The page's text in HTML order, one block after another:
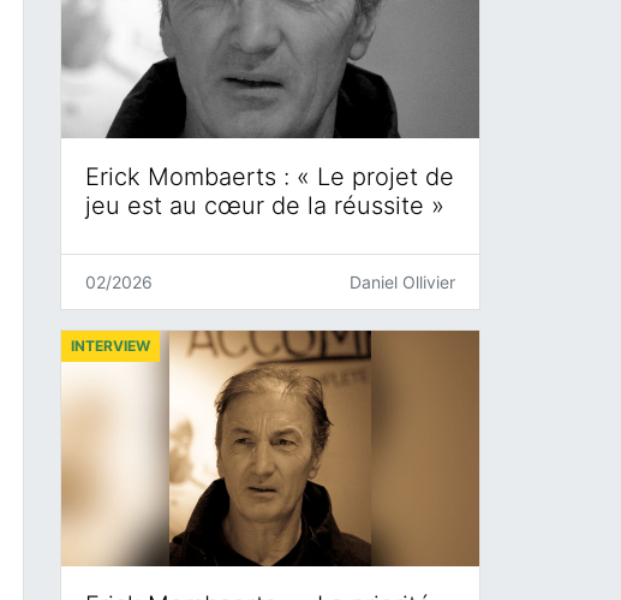
Erick Mombaerts : « Le projet de
jeu est au cœur de la réussite »
02/2026 Daniel Ollivier
INTERVIEW